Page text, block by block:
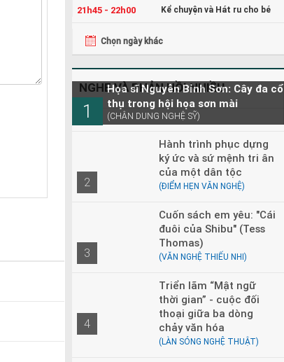
21h45 - 22h00 Kể chuyện và Hát ru cho bé
Chọn ngày khác
NGHE VÀ PHẢN HỒI NHIỀU
1
Họa sĩ Nguyễn Bỉnh Sơn: Cây đa cổ
thụ trong hội họa sơn mài
(CHÂN DUNG NGHỆ SỸ)
2
Hành trình phục dựng
ký ức và sứ mệnh tri ân
của một dân tộc
(ĐIỂM HẸN VĂN NGHỆ)
3
Cuốn sách em yêu: "Cái
đuôi của Shibu" (Tess
Thomas)
(VĂN NGHỆ THIẾU NHI)
4
Triển lãm “Mật ngữ
thời gian” - cuộc đối
thoại giữa ba dòng
chảy văn hóa
(LÀN SÓNG NGHỆ THUẬT)